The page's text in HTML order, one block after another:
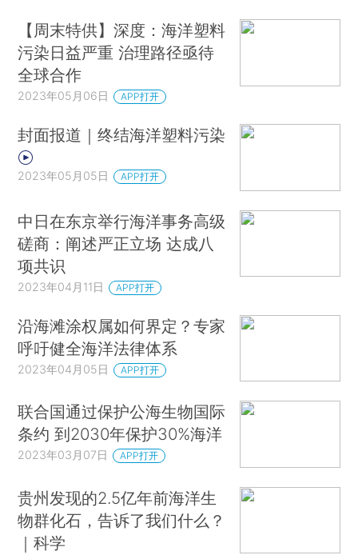
【周末特供】深度：海洋塑料
污染日益严重 治理路径亟待
全球合作
2023年05月06日 APP打开
封面报道｜终结海洋塑料污染
2023年05月05日 APP打开
中日在东京举行海洋事务高级
磋商：阐述严正立场 达成八
项共识
2023年04月11日 APP打开
沿海滩涂权属如何界定？专家
呼吁健全海洋法律体系
2023年04月05日 APP打开
联合国通过保护公海生物国际
条约 到2030年保护30%海洋
2023年03月07日 APP打开
贵州发现的2.5亿年前海洋生
物群化石，告诉了我们什么？
｜科学